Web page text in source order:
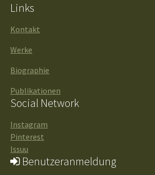
Links
Kontakt
Werke
Biographie
Publikationen
Social Network
Instagram
Pinterest
Issuu
Benutzeranmeldung